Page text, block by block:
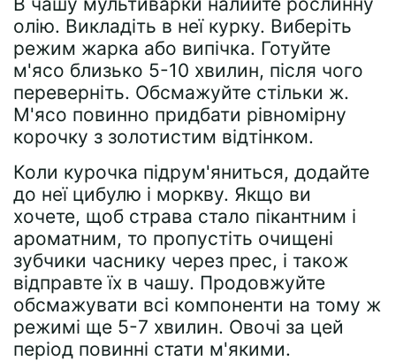
олію. Викладіть в неї курку. Виберіть
режим жарка або випічка. Готуйте
м'ясо близько 5-10 хвилин, після чого
переверніть. Обсмажуйте стільки ж.
М'ясо повинно придбати рівномірну
корочку з золотистим відтінком.
Коли курочка підрум'яниться, додайте
до неї цибулю і моркву. Якщо ви
хочете, щоб страва стало пікантним і
ароматним, то пропустіть очищені
зубчики часнику через прес, і також
відправте їх в чашу. Продовжуйте
обсмажувати всі компоненти на тому ж
режимі ще 5-7 хвилин. Овочі за цей
період повинні стати м'якими.